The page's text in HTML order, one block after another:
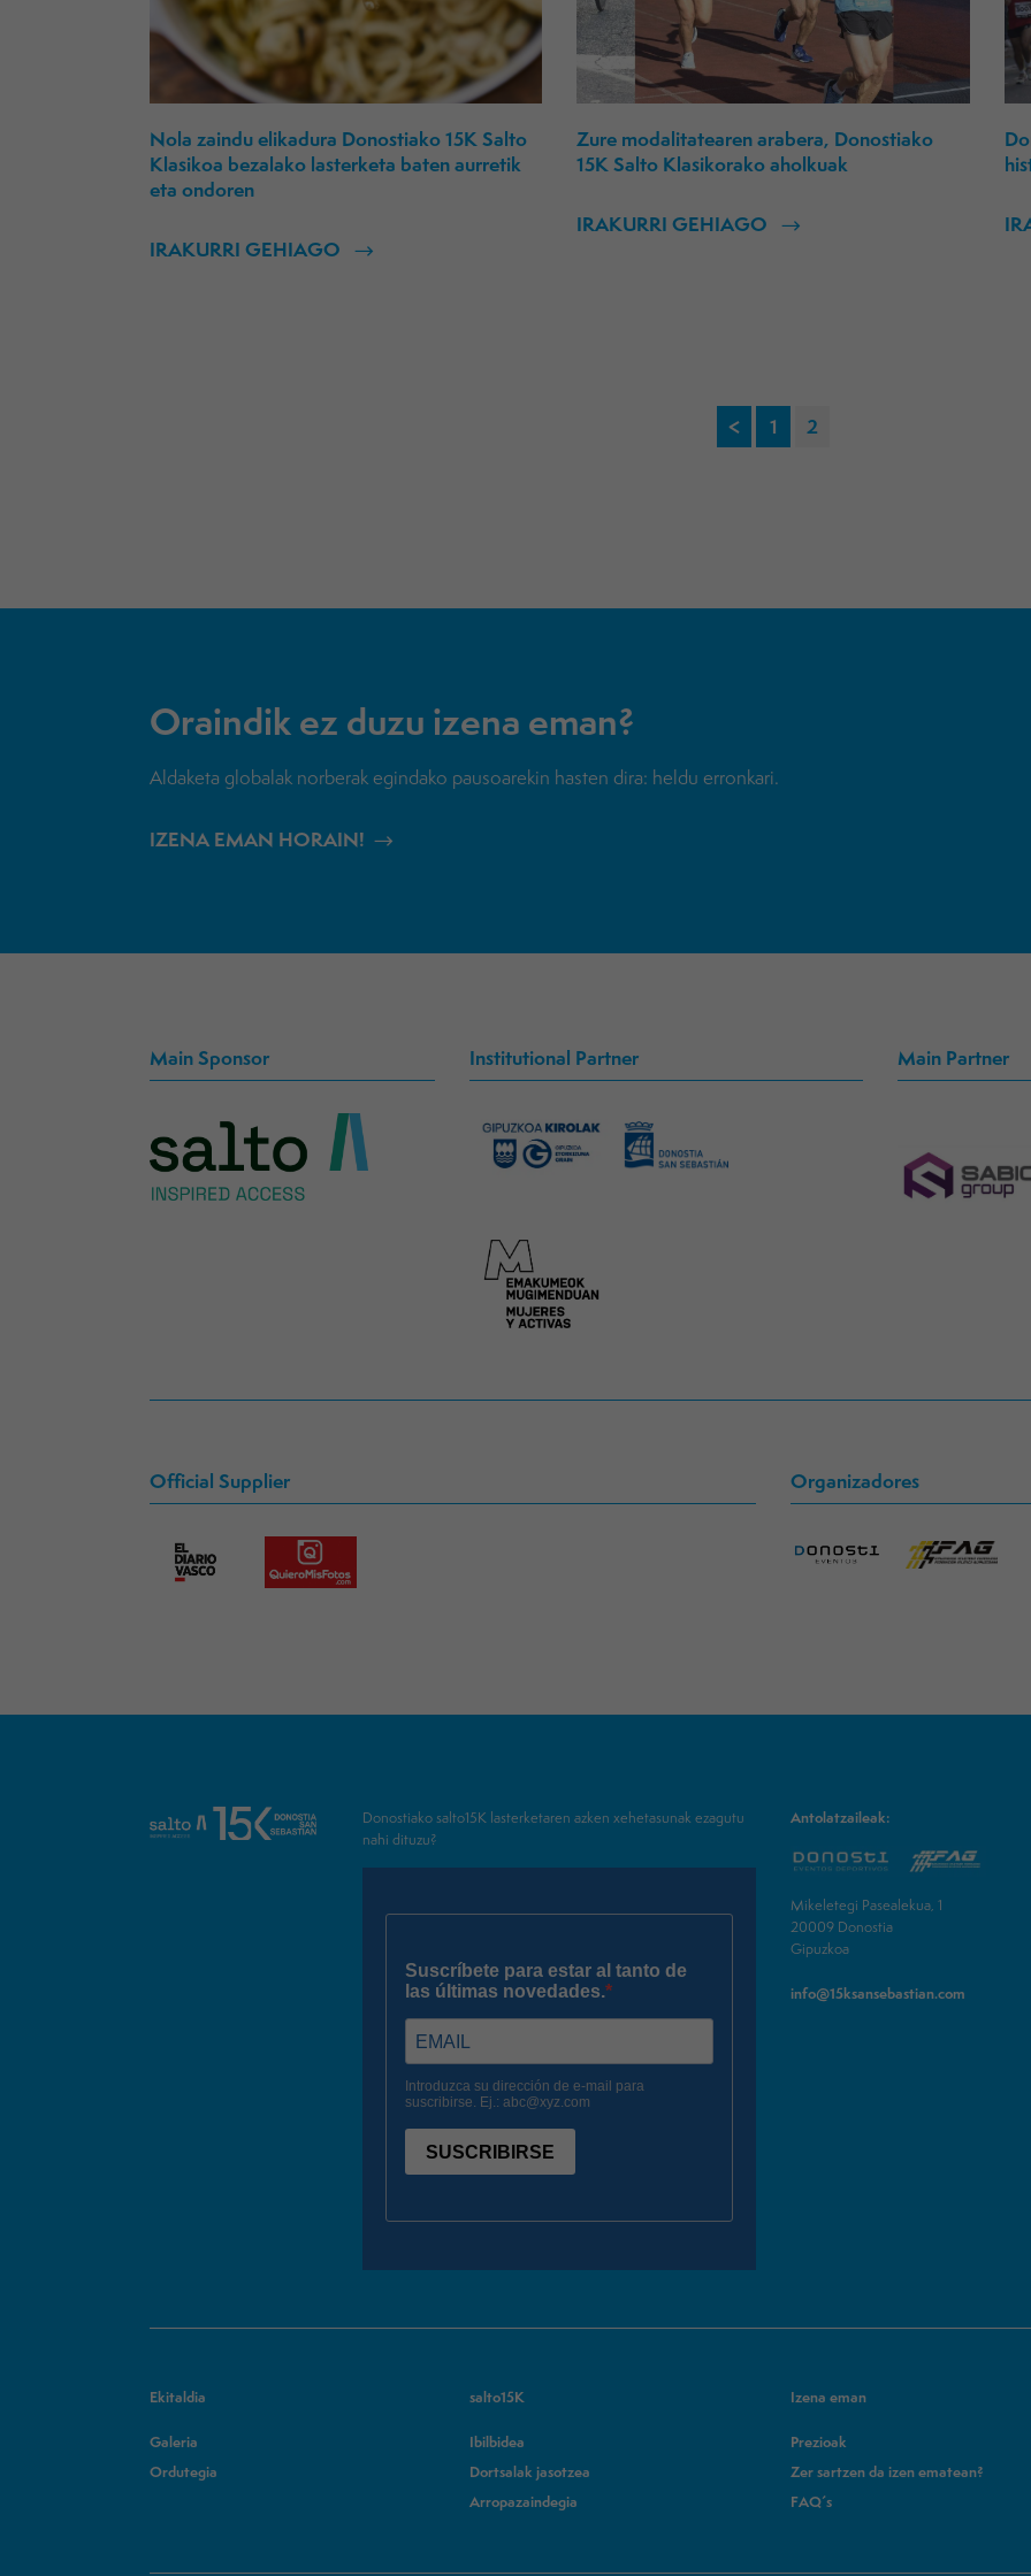
Nola zaindu elikadura Donostiako 15K Salto
Klasikoa bezalako lasterketa baten aurretik
eta ondoren
IRAKURRI GEHIAGO
Zure modalitatearen arabera, Donostiako
15K Salto Klasikorako aholkuak
IRAKURRI GEHIAGO
< 1 2
Oraindik ez duzu izena eman?
Aldaketa globalak norberak egindako pausoarekin hasten dira: heldu erronkari.
IZENA EMAN HORAIN!
Main Sponsor Institutional Partner Main Partner
Official Supplier Organizadores
Donostiako salto15K lasterketaren azken xehetasunak ezagutu
nahi dituzu?
Antolatzaileak:
Mikeletegi Pasealekua, 1
20009 Donostia
Gipuzkoa
info@15ksansebastian.com
Ekitaldia
Galeria
Ordutegia
salto15K
Ibilbidea
Dortsalak jasotzea
Arropazaindegia
Izena eman
Prezioak
Zer sartzen da izen ematean?
FAQ´s